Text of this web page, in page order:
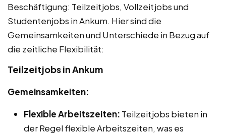
Beschäftigung: Teilzeitjobs, Vollzeitjobs und
Studentenjobs in Ankum. Hier sind die
Gemeinsamkeiten und Unterschiede in Bezug auf
die zeitliche Flexibilität:
Teilzeitjobs in Ankum
Gemeinsamkeiten:
Flexible Arbeitszeiten: Teilzeitjobs bieten in
der Regel flexible Arbeitszeiten, was es